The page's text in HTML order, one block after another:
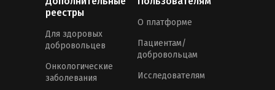
реестры
Для здоровых
добровольцев
Онкологические
заболевания
О платформе
Пациентам/
добровольцам
Исследователям